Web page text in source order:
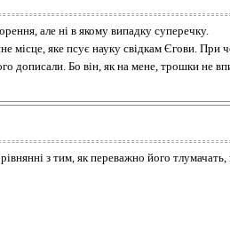
але ні в якому випадку суперечку.
місце, яке псує науку свідкам Єгови.
дописали. Бо він, як на мене, трошки не
з тим, як переважно його тлумачать,